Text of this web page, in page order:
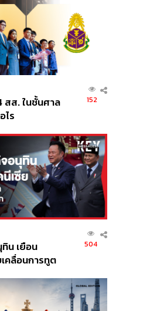
สส. ในชั้นศาล
ไร
152
น เยือน
คลื่อนการทูต
ไทย –
504